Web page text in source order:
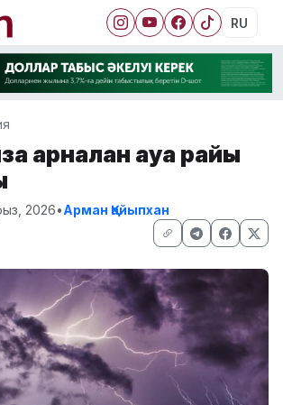
RU
арналған ауа райы
2026•Арман Қайыпхан